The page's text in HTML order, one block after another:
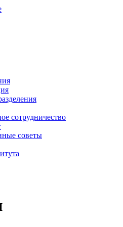
сотрудничество
советы